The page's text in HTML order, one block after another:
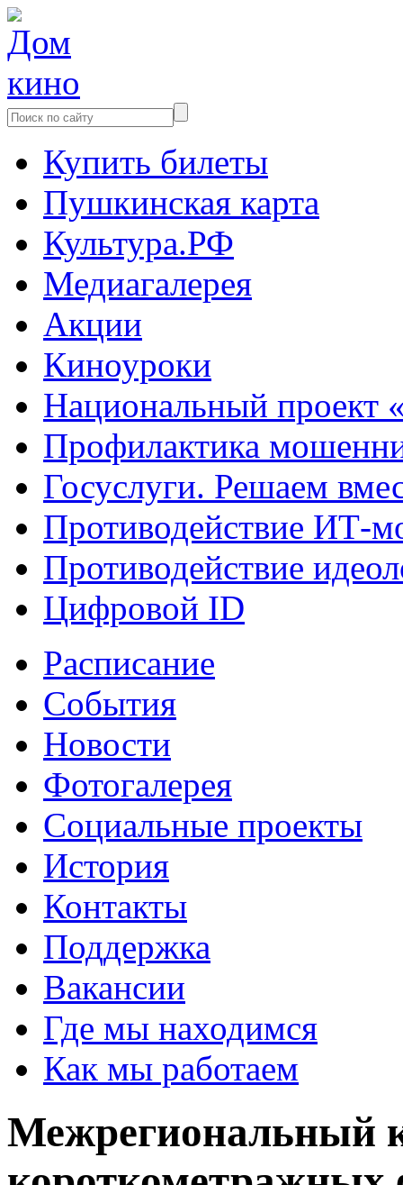
Купить билеты
Пушкинская карта
Культура.РФ
Медиагалерея
Акции
Киноуроки
Национальный проект
Профилактика
Госуслуги. Решаем
Противодействие ИТ-
Противодействие
Цифровой ID
Расписание
События
Новости
Фотогалерея
Социальные проекты
История
Контакты
Поддержка
Вакансии
Где мы находимся
Как мы работаем
Межрегиональный